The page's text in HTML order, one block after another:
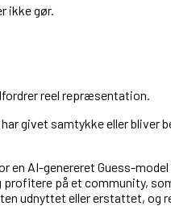
ikke gør.
reel repræsentation.
givet samtykke eller bliver
en AI-genereret Guess-
på et community,
udnyttet eller erstattet, og